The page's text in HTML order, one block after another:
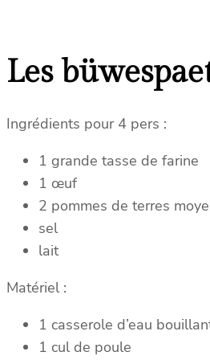
Les
Ingrédients pour 4 pers :
1 grande tasse de farine
1 œuf
2 pommes de terres
sel
lait
Matériel :
1 casserole d’eau
1 cul de poule